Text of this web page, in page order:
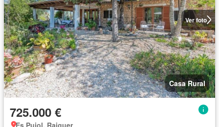
Ver foto
Casa Rural
725.000 €
Es Pujol, Raiguer